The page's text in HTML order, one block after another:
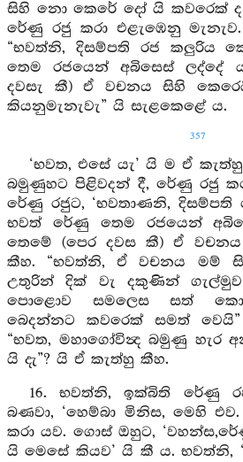
සිහි නො කෙරේ දෝ යි කවරෙක්
රේණු රජු කරා එළැඹෙනු
“භවත්නි, දිසම්පති රජ කලුරිය
තෙම රජයෙන් අබිසෙස් ලද්දේ
දවසැ කී) ඒ වචනය සිහි
කියනුමැනැවැ” යි සැළකෙළේ ය.
357
‘භවත, එසේ යැ’ යි ම ඒ
බමුණුහට පිළිවදන් දී, රේණු රජු
රේණු රජුට, ‘භවතාණනි, දිසම්පති
භවත් රේණු තෙම රජයෙන්
තෙමේ (පෙර දවස කී) ඒ වචනය
කීහ. “භවත්නි, ඒ වචනය මම්
උතුරින් දික් වැ දකුණින්
පොළොව සමලෙස සත්
බෙදන්නට කවරෙක් සමත්
“භවත, මහාගෝවින්‍ද බමුණු හැර
යි දැ”? යි ඒ කැත්හු කීහ.
16. භවත්නි, ඉක්බිති රේණු
බණවා, ‘හෙම්බා මිනිස, මෙහි
කරා යව. ගොස් ඔහුට,
යි මෙසේ කියව’ යි කී ය. භවත්නි,